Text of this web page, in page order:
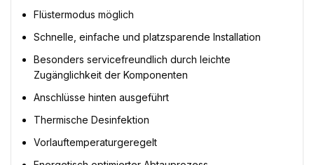
Flüstermodus möglich
Schnelle, einfache und platzsparende Installation
Besonders servicefreundlich durch leichte
Zugänglichkeit der Komponenten
Anschlüsse hinten ausgeführt
Thermische Desinfektion
Vorlauftemperaturgeregelt